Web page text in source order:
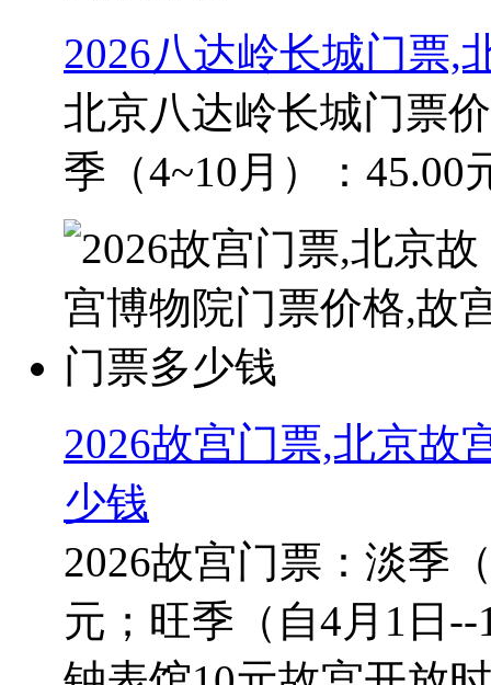
2026八达岭长城门票,
北京八达岭长城门票
季（4~10月）：45.00
2026故宫门票,北京故
少钱
2026故宫门票：淡季
元；旺季（自4月1日